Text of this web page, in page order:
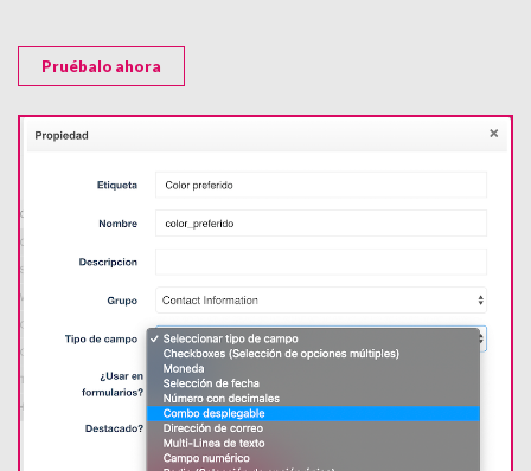
Pruébalo ahora